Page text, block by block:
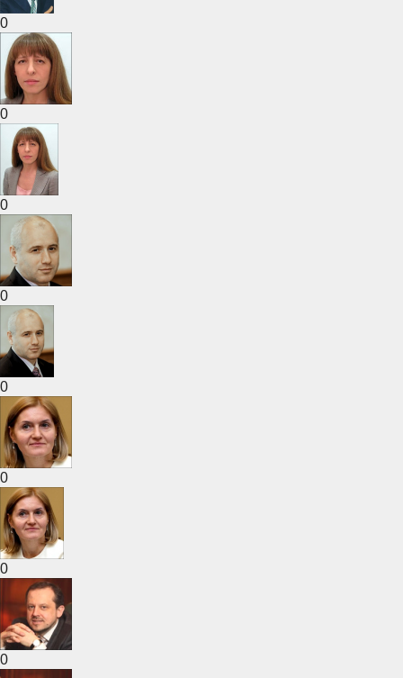
0
0
0
0
0
0
0
0